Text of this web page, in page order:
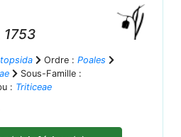
1753
Ordre : Poales
Sous-Famille :
: Triticeae